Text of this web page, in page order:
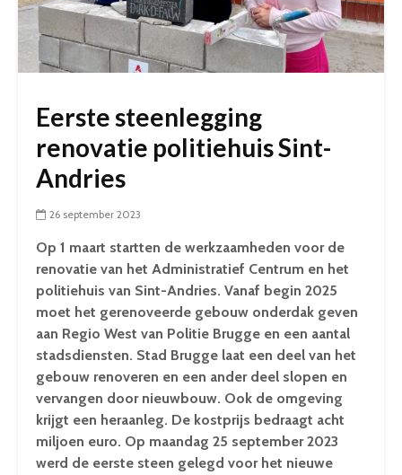
Eerste steenlegging
renovatie politiehuis Sint-
Andries
26 september 2023
Op 1 maart startten de werkzaamheden voor de
renovatie van het Administratief Centrum en het
politiehuis van Sint-Andries. Vanaf begin 2025
moet het gerenoveerde gebouw onderdak geven
aan Regio West van Politie Brugge en een aantal
stadsdiensten. Stad Brugge laat een deel van het
gebouw renoveren en een ander deel slopen en
vervangen door nieuwbouw. Ook de omgeving
krijgt een heraanleg. De kostprijs bedraagt acht
miljoen euro. Op maandag 25 september 2023
werd de eerste steen gelegd voor het nieuwe